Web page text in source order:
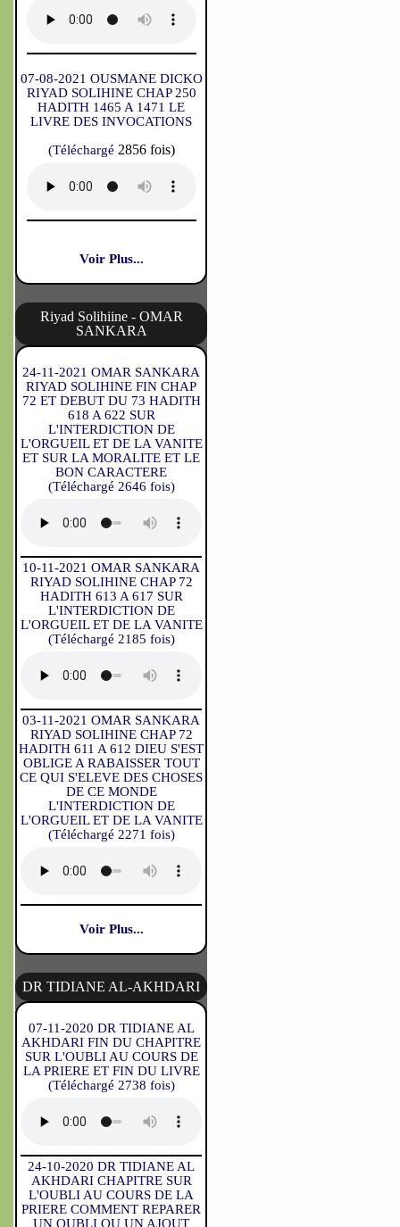
07-08-2021 OUSMANE DICKO
RIYAD SOLIHINE CHAP 250
HADITH 1465 A 1471 LE
LIVRE DES INVOCATIONS
(Téléchargé 2856 fois)
Voir Plus...
Riyad Solihiine - OMAR
SANKARA
24-11-2021 OMAR SANKARA
RIYAD SOLIHINE FIN CHAP
72 ET DEBUT DU 73 HADITH
618 A 622 SUR
L'INTERDICTION DE
L'ORGUEIL ET DE LA VANITE
ET SUR LA MORALITE ET LE
BON CARACTERE
(Téléchargé 2646 fois)
10-11-2021 OMAR SANKARA
RIYAD SOLIHINE CHAP 72
HADITH 613 A 617 SUR
L'INTERDICTION DE
L'ORGUEIL ET DE LA VANITE
(Téléchargé 2185 fois)
03-11-2021 OMAR SANKARA
RIYAD SOLIHINE CHAP 72
HADITH 611 A 612 DIEU S'EST
OBLIGE A RABAISSER TOUT
CE QUI S'ELEVE DES CHOSES
DE CE MONDE
L'INTERDICTION DE
L'ORGUEIL ET DE LA VANITE
(Téléchargé 2271 fois)
Voir Plus...
DR TIDIANE AL-AKHDARI
07-11-2020 DR TIDIANE AL
AKHDARI FIN DU CHAPITRE
SUR L'OUBLI AU COURS DE
LA PRIERE ET FIN DU LIVRE
(Téléchargé 2738 fois)
24-10-2020 DR TIDIANE AL
AKHDARI CHAPITRE SUR
L'OUBLI AU COURS DE LA
PRIERE COMMENT REPARER
UN OUBLI OU UN AJOUT